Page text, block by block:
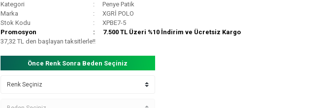
Kategori
Penye Patik
Marka
XGRİ POLO
Stok Kodu
XPBE7-5
Promosyon
7.500 TL Üzeri %10 İndirim ve Ücretsiz Kargo
37,32 TL den başlayan taksitlerle!!
Önce Renk Sonra Beden Seçiniz